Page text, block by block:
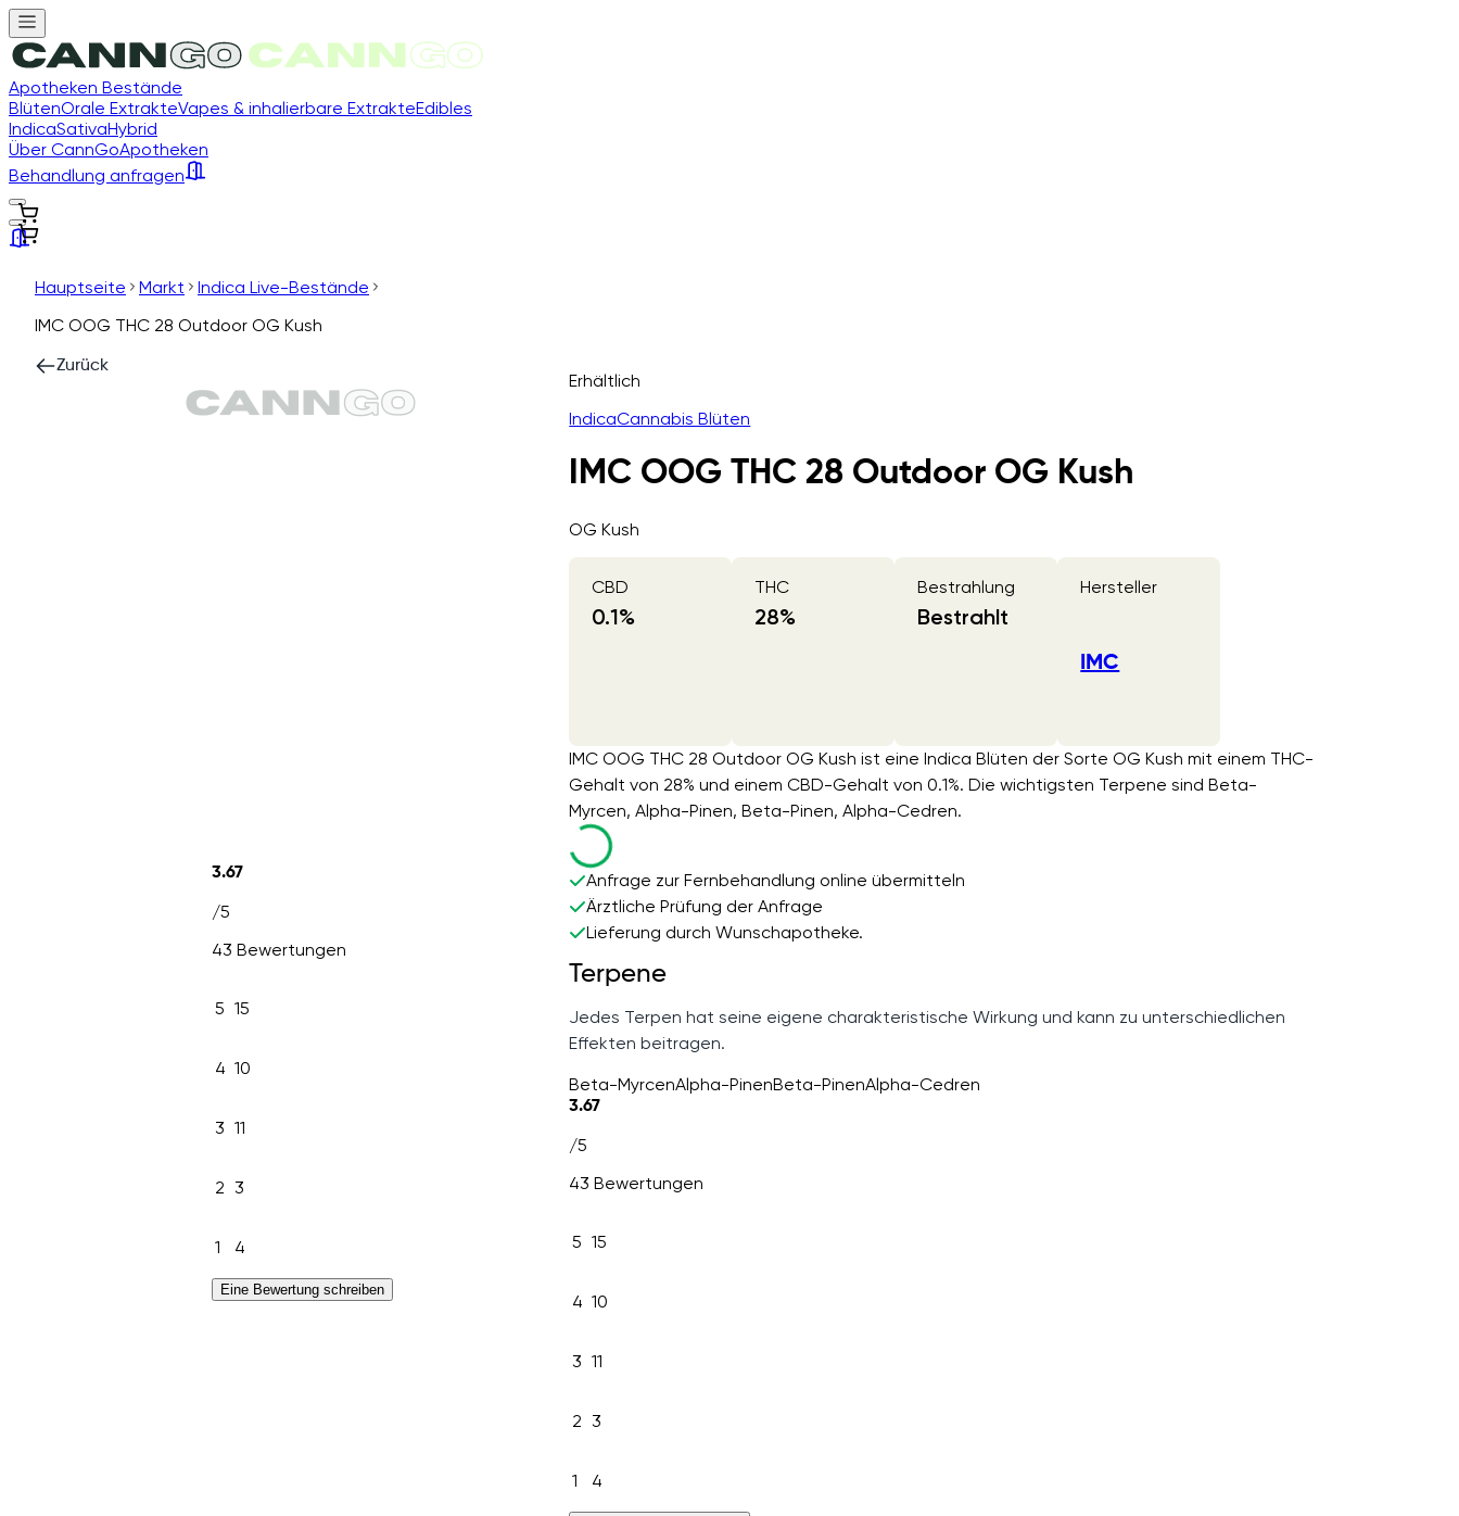
Apotheken Bestände
BlütenOrale ExtrakteVapes & inhalierbare ExtrakteEdibles
IndicaSativaHybrid
Über CannGoApotheken
Behandlung anfragen
Hauptseite Markt
Indica Live-Bestände
IMC OOG THC 28 Outdoor OG Kush
Zurück
3.67
/5
43 Bewertungen
5 15
4 10
3 11
2 3
1 4
Eine Bewertung schreiben
Erhältlich
IndicaCannabis Blüten
IMC OOG THC 28 Outdoor OG Kush
OG Kush
CBD
0.1%
THC
28%
Bestrahlung
Bestrahlt
Hersteller
IMC
IMC OOG THC 28 Outdoor OG Kush ist eine Indica Blüten der Sorte OG Kush mit einem THC-
Gehalt von 28% und einem CBD-Gehalt von 0.1%. Die wichtigsten Terpene sind Beta-
Myrcen, Alpha-Pinen, Beta-Pinen, Alpha-Cedren.
Anfrage zur Fernbehandlung online übermitteln
Ärztliche Prüfung der Anfrage
Lieferung durch Wunschapotheke.
Terpene
Jedes Terpen hat seine eigene charakteristische Wirkung und kann zu unterschiedlichen
Effekten beitragen.
Beta-MyrcenAlpha-PinenBeta-PinenAlpha-Cedren
3.67
/5
43 Bewertungen
5 15
4 10
3 11
2 3
1 4